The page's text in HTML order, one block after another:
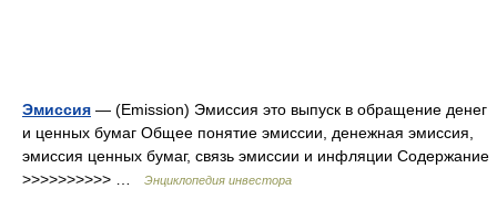
Эмиссия — (Emission) Эмиссия это выпуск в обращение денег
и ценных бумаг Общее понятие эмиссии, денежная эмиссия,
эмиссия ценных бумаг, связь эмиссии и инфляции Содержание
>>>>>>>>>> …
Энциклопедия инвестора